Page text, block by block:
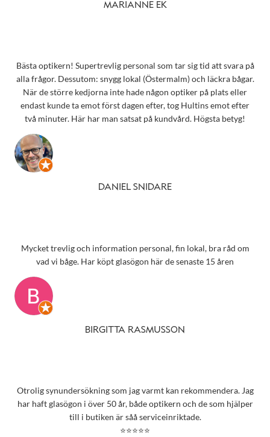
MARIANNE EK
Bästa optikern! Supertrevlig personal som tar sig tid att svara på
alla frågor. Dessutom: snygg lokal (Östermalm) och läckra bågar.
När de större kedjorna inte hade någon optiker på plats eller
endast kunde ta emot först dagen efter, tog Hultins emot efter
två minuter. Här har man satsat på kundvård. Högsta betyg!
DANIEL SNIDARE
Mycket trevlig och information personal, fin lokal, bra råd om
vad vi båge. Har köpt glasögon här de senaste 15 åren
BIRGITTA RASMUSSON
Otrolig synundersökning som jag varmt kan rekommendera. Jag
har haft glasögon i över 50 år, både optikern och de som hjälper
till i butiken är såå serviceinriktade.
⭐⭐⭐⭐⭐